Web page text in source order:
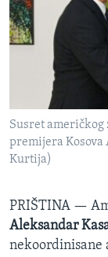
SPORT
INTERVJU
Susret američkog
premijera
Kurtija)
PRIŠTINA —
Aleksandar